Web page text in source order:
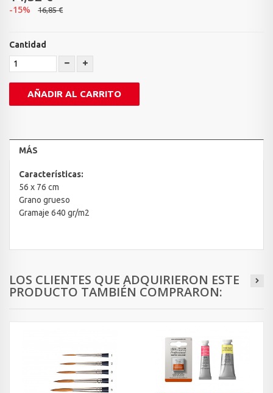
-15% 16,85 €
Cantidad
AÑADIR AL CARRITO
MÁS
Características:
56 x 76 cm
Grano grueso
Gramaje 640 gr/m2
LOS CLIENTES QUE ADQUIRIERON ESTE
PRODUCTO TAMBIÉN COMPRARON: